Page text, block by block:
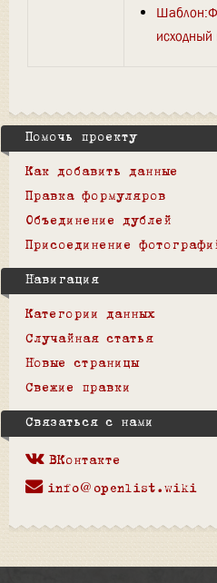
исходный
Помочь проекту
Как добавить данные
Правка формуляров
Объединение дублей
Присоединение
Навигация
Категории данных
Случайная статья
Новые страницы
Свежие правки
Связаться с нами
ВКонтакте
info@openlist.wiki